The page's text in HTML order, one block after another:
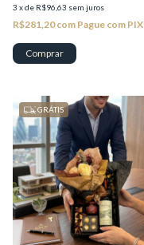
3 xde R$96,63 sem juros
R$281,20com Pague com PIX
GRÁTIS